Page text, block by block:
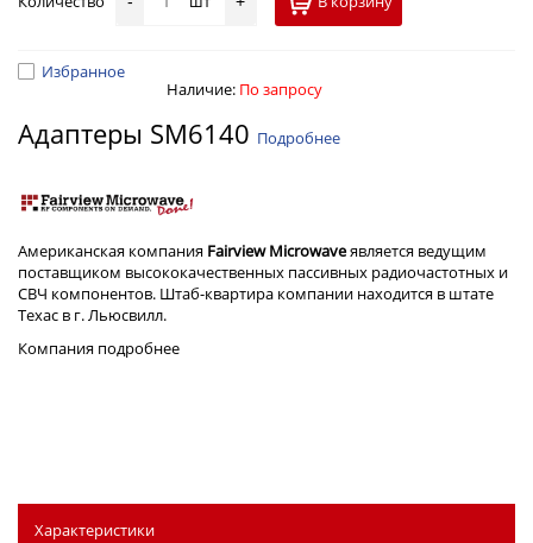
Избранное
Наличие: По запросу
Адаптеры SM6140 Подробнее
Американская компания Fairview Microwaveявляется ведущим
поставщиком высококачественных пассивных радиочастотных и
СВЧ компонентов. Штаб-квартира компании находится в штате
Техас в г. Льюсвилл.
Компания подробнее
Характеристики